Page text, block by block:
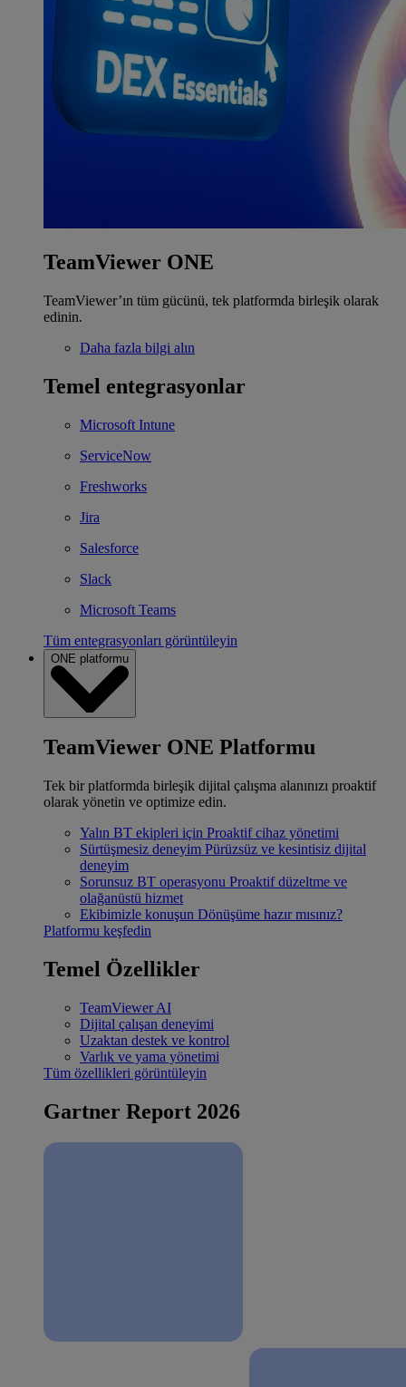
TeamViewer ONE
TeamViewer’ın tüm gücünü, tek platformda birleşik olarak
edinin.
Daha fazla bilgi alın
Temel entegrasyonlar
Microsoft Intune
ServiceNow
Freshworks
Jira
Salesforce
Slack
Microsoft Teams
Tüm entegrasyonları görüntüleyin
ONE platformu
TeamViewer ONE Platformu
Tek bir platformda birleşik dijital çalışma alanınızı proaktif
olarak yönetin ve optimize edin.
Yalın BT ekipleri için Proaktif cihaz yönetimi
Sürtüşmesiz deneyim Pürüzsüz ve kesintisiz dijital
deneyim
Sorunsuz BT operasyonu Proaktif düzeltme ve
olağanüstü hizmet
Ekibimizle konuşun Dönüşüme hazır mısınız?
Platformu keşfedin
Temel Özellikler
TeamViewer AI
Dijital çalışan deneyimi
Uzaktan destek ve kontrol
Varlık ve yama yönetimi
Tüm özellikleri görüntüleyin
Gartner Report 2026